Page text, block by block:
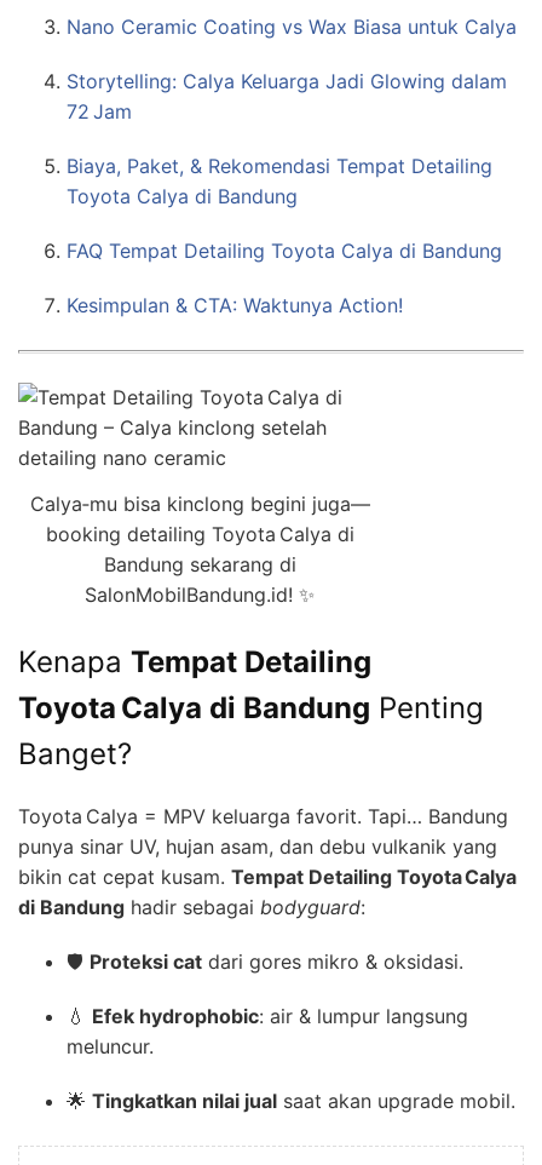
Nano Ceramic Coating vs Wax Biasa untuk Calya
Storytelling: Calya Keluarga Jadi Glowing dalam
72 Jam
Biaya, Paket, & Rekomendasi Tempat Detailing
Toyota Calya di Bandung
FAQ Tempat Detailing Toyota Calya di Bandung
Kesimpulan & CTA: Waktunya Action!
Calya‑mu bisa kinclong begini juga—
booking detailing Toyota Calya di
Bandung sekarang di
SalonMobilBandung.id! ✨
Kenapa Tempat Detailing
Toyota Calya di Bandung Penting
Banget?
Toyota Calya = MPV keluarga favorit. Tapi… Bandung
punya sinar UV, hujan asam, dan debu vulkanik yang
bikin cat cepat kusam. Tempat Detailing Toyota Calya
di Bandung hadir sebagai bodyguard:
🛡️ Proteksi cat dari gores mikro & oksidasi.
💧 Efek hydrophobic: air & lumpur langsung
meluncur.
🌟 Tingkatkan nilai jual saat akan upgrade mobil.